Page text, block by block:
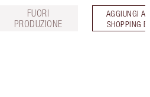
FUORI
PRODUZIONE
AGGIUNGI
SHOPPING